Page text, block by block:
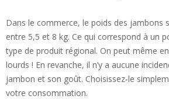
Dans le commerce, le poids des jambons
entre 5,5 et 8 kg. Ce qui correspond à un
type de produit régional. On peut même
lourds ! En revanche, il n’y a aucune
jambon et son goût. Choisissez-le
votre consommation.